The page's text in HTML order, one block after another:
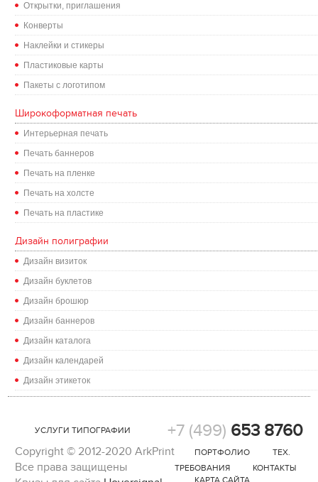
Открытки, приглашения
Конверты
Наклейки и стикеры
Пластиковые карты
Пакеты с логотипом
Широкоформатная печать
Интерьерная печать
Печать баннеров
Печать на пленке
Печать на холсте
Печать на пластике
Дизайн полиграфии
Дизайн визиток
Дизайн буклетов
Дизайн брошюр
Дизайн баннеров
Дизайн каталога
Дизайн календарей
Дизайн этикеток
+7 (499) 653 8760
Copyright © 2012-2020 ArkPrint
Вcе права защищены
УСЛУГИ ТИПОГРАФИИ
ПОРТФОЛИО
ТЕХ.
ТРЕБОВАНИЯ
КОНТАКТЫ